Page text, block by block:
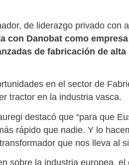
de liderazgo privado con
con Danobat como
de fabricación de
en el sector de
tractor en la industria vasca.
destacó que “para que
rápido que nadie. Y lo
que nos lleva al
sobre la industria europea,